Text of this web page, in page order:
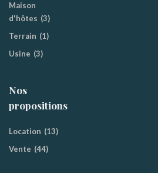
Maison
d'hôtes (3)
Terrain (1)
Usine (3)
Nos
propositions
Location (13)
Vente (44)